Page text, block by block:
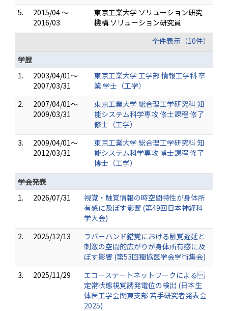
5.
2015/04 ～
2016/03
東京工業大学 ソリューション研究
機構 ソリューション研究員
全件表示（10件）
学歴
1.
2003/04/01～
2007/03/31
東京工業大学 工学部 情報工学科 卒
業 学士（工学）
2.
2007/04/01～
2009/03/31
東京工業大学 総合理工学研究科 知
能システム科学専攻 修士課程 修了
修士（工学）
3.
2009/04/01～
2012/03/31
東京工業大学 総合理工学研究科 知
能システム科学専攻 博士課程 修了
博士（工学）
学会発表
1.
2026/07/31
視覚・触覚情報の時空間特性が身体所
有感に及ぼす影響 (第49回日本神経科
学大会)
2.
2025/12/13
ラバーハンド錯覚における触覚遅延と
刺激の空間的広がりが身体所有感に及
ぼす影響 (第53回獨協医学会学術集会)
3.
2025/11/29
エコーステートネットワークによる
定常状態視覚誘発電位の検出 (日本生
体医工学会関東支部 若手研究者発表会
2025)